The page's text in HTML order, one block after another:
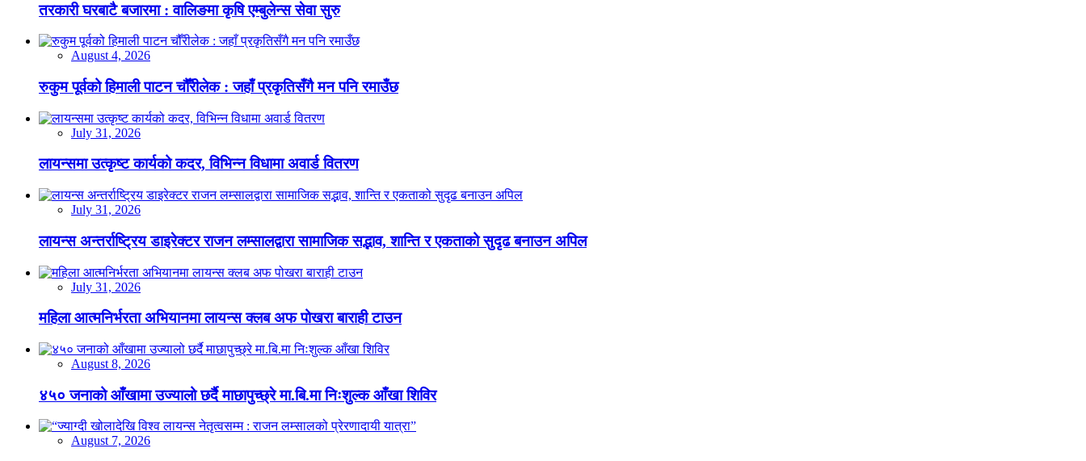
तरकारी घरबाटै बजारमा : वालिङमा कृषि एम्बुलेन्स सेवा सुरु
August 4, 2026
रुकुम पूर्वको हिमाली पाटन चौँरीलेक : जहाँ प्रकृतिसँगै मन पनि रमाउँछ
July 31, 2026
लायन्समा उत्कृष्ट कार्यको कदर, विभिन्न विधामा अवार्ड वितरण
July 31, 2026
लायन्स अन्तर्राष्ट्रिय डाइरेक्टर राजन लम्सालद्वारा सामाजिक सद्भाव, शान्ति र एकताको सुदृढ बनाउन अपिल
July 31, 2026
महिला आत्मनिर्भरता अभियानमा लायन्स क्लब अफ पोखरा बाराही टाउन
August 8, 2026
४५० जनाको आँखामा उज्यालो छर्दै माछापुच्छ्रे मा.बि.मा निःशुल्क आँखा शिविर
August 7, 2026